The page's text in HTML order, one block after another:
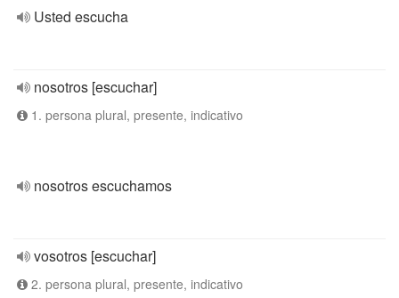
Usted escucha
nosotros [escuchar]
1. persona plural, presente, indicativo
nosotros escuchamos
vosotros [escuchar]
2. persona plural, presente, indicativo